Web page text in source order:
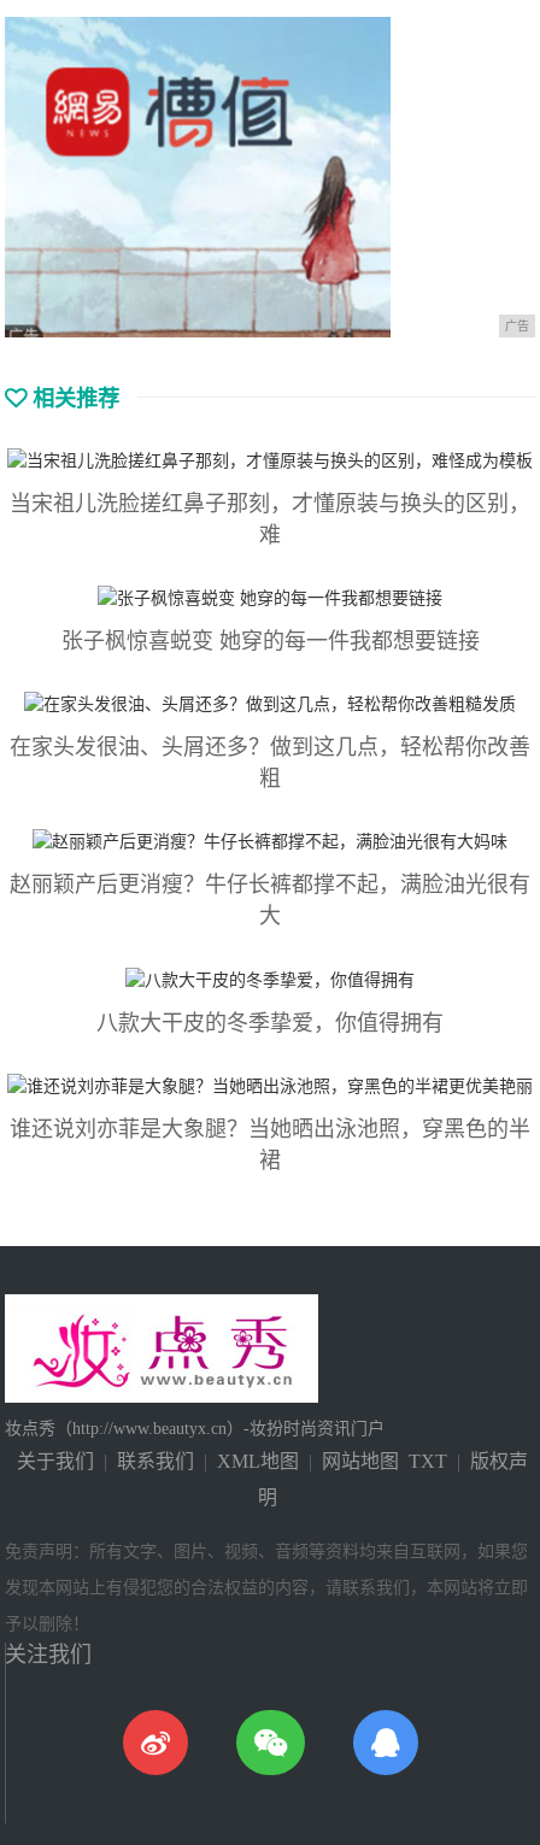
广告
相关推荐
当宋祖儿洗脸搓红鼻子那刻，才懂原装与换头的区别，
难
张子枫惊喜蜕变 她穿的每一件我都想要链接
在家头发很油、头屑还多？做到这几点，轻松帮你改善
粗
赵丽颖产后更消瘦？牛仔长裤都撑不起，满脸油光很有
大
八款大干皮的冬季挚爱，你值得拥有
谁还说刘亦菲是大象腿？当她晒出泳池照，穿黑色的半
裙
妆点秀（http://www.beautyx.cn）-妆扮时尚资讯门户
关于我们 | 联系我们 | XML地图 | 网站地图 TXT | 版权声
明
免责声明：所有文字、图片、视频、音频等资料均来自互联网，如果您
发现本网站上有侵犯您的合法权益的内容，请联系我们，本网站将立即
予以删除！
关注我们